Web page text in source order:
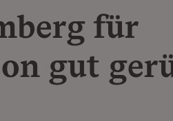
für
gut